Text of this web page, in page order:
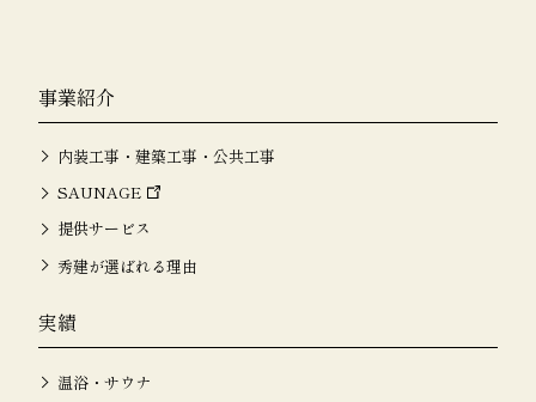
事業紹介
内装工事・建築工事・公共工事
SAUNAGE
提供サービス
秀建が選ばれる理由
実績
温浴・サウナ